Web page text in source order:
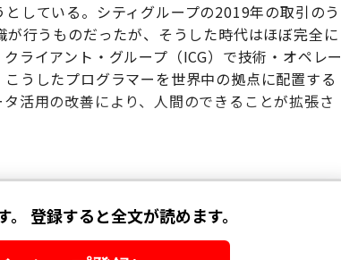
している。シティグループの2019年の取引のう
行うものだったが、そうした時代はほぼ完全に
ライアント・グループ（ICG）で技術・オペレー
うしたプログラマーを世界中の拠点に配置する
活用の改善により、人間のできることが拡張さ